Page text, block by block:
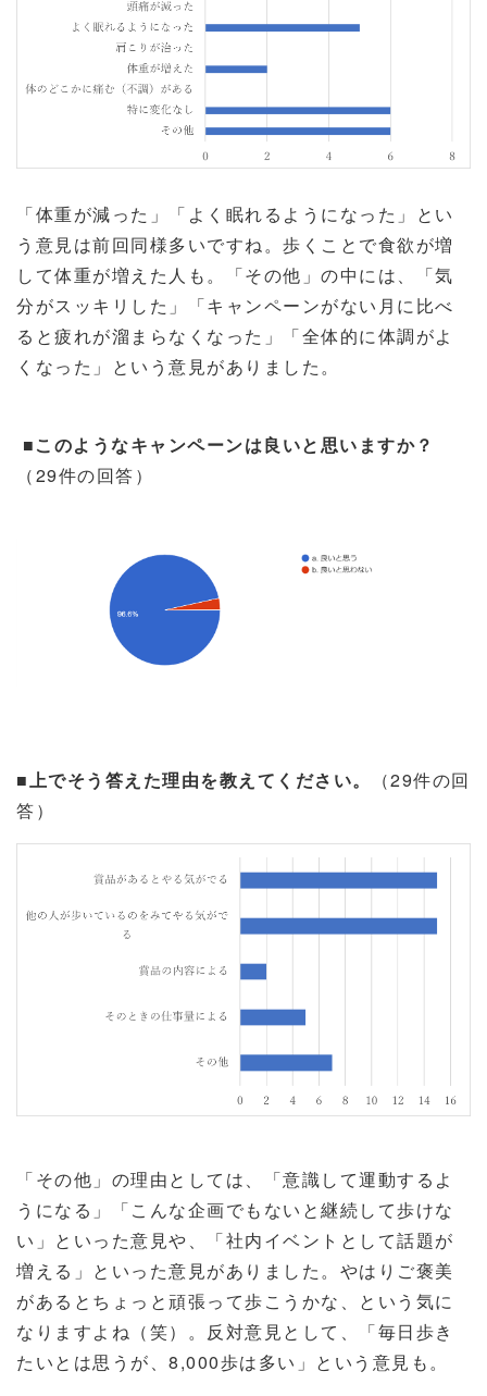
「体重が減った」「よく眠れるようになった」とい
う意見は前回同様多いですね。歩くことで食欲が増
して体重が増えた人も。「その他」の中には、「気
分がスッキリした」「キャンペーンがない月に比べ
ると疲れが溜まらなくなった」「全体的に体調がよ
くなった」という意見がありました。
■このようなキャンペーンは良いと思いますか？
（29件の回答）
■上でそう答えた理由を教えてください。 （29件の回
答）
「その他」の理由としては、「意識して運動するよ
うになる」「こんな企画でもないと継続して歩けな
い」といった意見や、「社内イベントとして話題が
増える」といった意見がありました。やはりご褒美
があるとちょっと頑張って歩こうかな、という気に
なりますよね（笑）。反対意見として、「毎日歩き
たいとは思うが、 8,000歩は多い」という意見も。